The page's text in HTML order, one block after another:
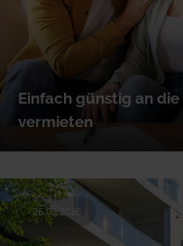
Einfach günstig an die
vermieten
26.03.2026